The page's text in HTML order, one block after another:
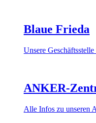
Blaue Frieda
Unsere
ANKER-
Alle Infos zu unseren